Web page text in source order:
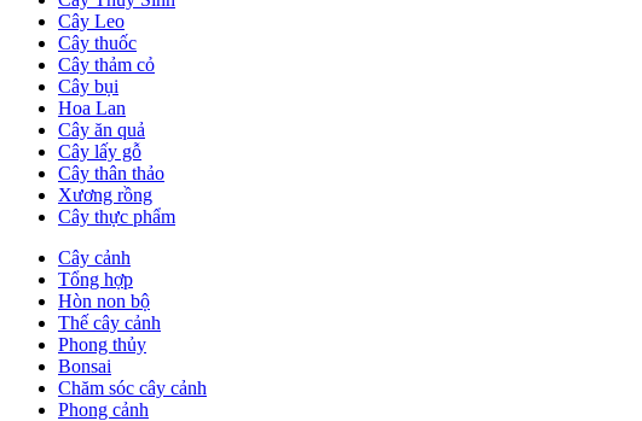
Cây Leo
Cây thuốc
Cây thảm cỏ
Cây bụi
Hoa Lan
Cây ăn quả
Cây lấy gỗ
Cây thân thảo
Xương rồng
Cây thực phẩm
Cây cảnh
Tổng hợp
Hòn non bộ
Thế cây cảnh
Phong thủy
Bonsai
Chăm sóc cây cảnh
Phong cảnh